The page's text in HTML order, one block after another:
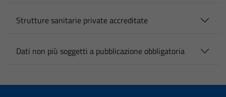
Strutture sanitarie private accreditate
Dati non più soggetti a pubblicazione obbligatoria